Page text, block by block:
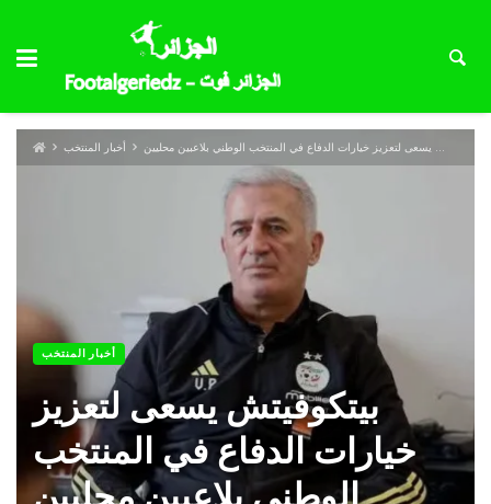
أخبار المنتخب بيتكوفيتش يسعى لتعزيز خيارات الدفاع في المنتخب الوطني بلاعبين محليين
أخبار المنتخب
بيتكوفيتش يسعى لتعزيز
خيارات الدفاع في المنتخب